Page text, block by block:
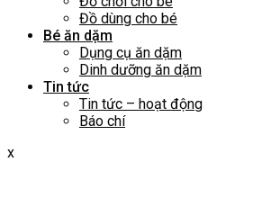
Đồ dùng cho bé
Bé ăn dặm
Dụng cụ ăn dặm
Dinh dưỡng ăn dặm
Tin tức
Tin tức – hoạt động
Báo chí
x